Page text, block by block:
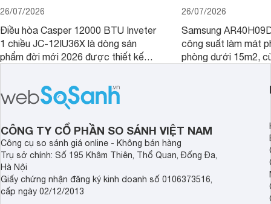
26/07/2026
Điều hòa Casper 12000 BTU Inveter
1 chiều JC-12IU36X là dòng sản
phẩm đời mới 2026 được thiết kế
sở hữu khả năng làm mát tốt mà còn
có giá bán rất hợp lý.
26/07/2026
Samsung
công suất làm mát
phòng dưới 15m2,
phòng ngủ, phòng
CÔNG TY CỔ PHẦN SO SÁNH VIỆT NAM
Công cụ so sánh giá online - Không bán hàng
Trụ sở chính: Số 195 Khâm Thiên, Thổ Quan, Đống Đa,
Hà Nội
Giấy chứng nhận đăng ký kinh doanh số 0106373516,
cấp ngày 02/12/2013